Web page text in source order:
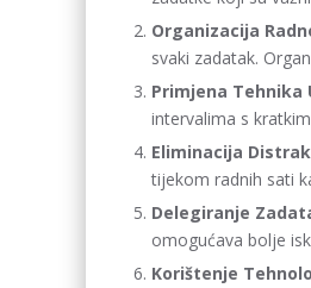
Organizacija
svaki zadatak.
Primjena Tehnika
intervalima s
Eliminacija
tijekom radnih sati
Delegiranje
omogućava bolje
Korištenje